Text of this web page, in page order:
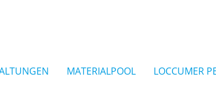
MATERIALPOOL LOCCUMER